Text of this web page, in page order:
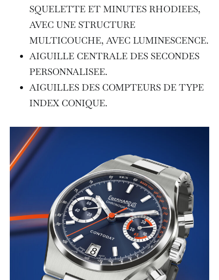
SQUELETTE ET MINUTES RHODIEES,
AVEC UNE STRUCTURE
MULTICOUCHE, AVEC LUMINESCENCE.
AIGUILLE CENTRALE DES SECONDES
PERSONNALISEE.
AIGUILLES DES COMPTEURS DE TYPE
INDEX CONIQUE.